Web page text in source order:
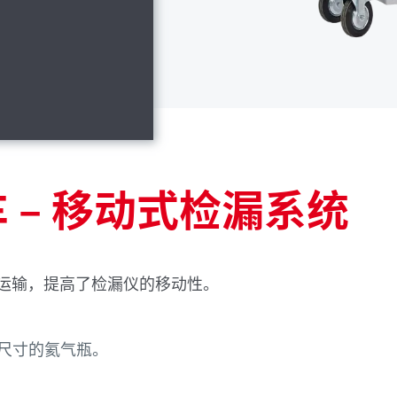
移动式检漏系统
，提高了检漏仪的移动性。
寸的氦气瓶。